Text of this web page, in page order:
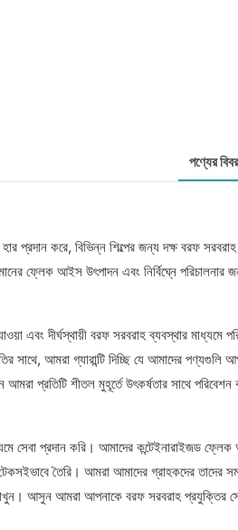
পণ্যের
প্রদান করে, বিভিন্ন শিল্পের জন্য দক্ষ বরফ
ফ্লেক আইস উৎপাদন এবং নির্বিঘ্নে পরিচালনার
এবং দীর্ঘস্থায়ী বরফ সরবরাহ ব্যবস্থার মাধ্যমে
আমরা গ্যারান্টি দিচ্ছি যে আমাদের
প্রতিটি শীতল মুহূর্তে উৎকর্ষতার সাথে পরিবেশন
সেবা প্রদান করি। আমাদের কন্টেইনারাইজড
তৈরি। আমরা আমাদের গ্রাহকদের
আসুন আমরা আপনাকে বরফ সরবরাহ প্রযুক্তির